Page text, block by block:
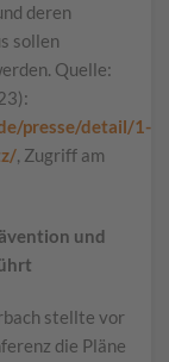
deren
sollen
Quelle:
presse/detail/1-
, Zugriff am
und
stellte vor
die Pläne